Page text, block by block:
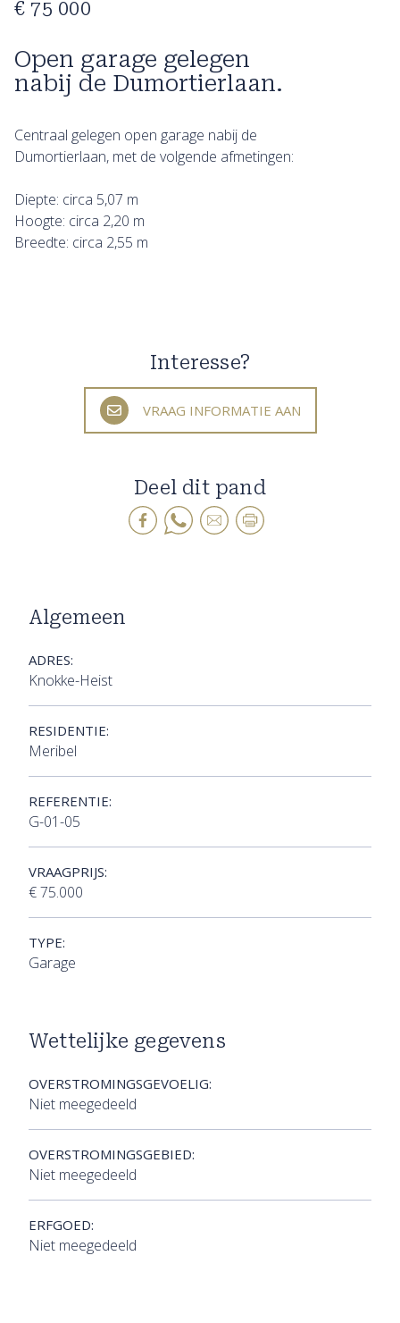
Open garage gelegen
nabij de Dumortierlaan.
€ 75 000
Centraal gelegen open garage nabij de
Dumortierlaan, met de volgende afmetingen:
Diepte: circa 5,07 m
Hoogte: circa 2,20 m
Breedte: circa 2,55 m
Interesse?
VRAAG INFORMATIE AAN
Deel dit pand
Algemeen
ADRES:
Knokke-Heist
RESIDENTIE:
Meribel
REFERENTIE:
G-01-05
VRAAGPRIJS:
€ 75.000
TYPE:
Garage
Wettelijke gegevens
OVERSTROMINGSGEVOELIG:
Niet meegedeeld
OVERSTROMINGSGEBIED:
Niet meegedeeld
ERFGOED:
Niet meegedeeld